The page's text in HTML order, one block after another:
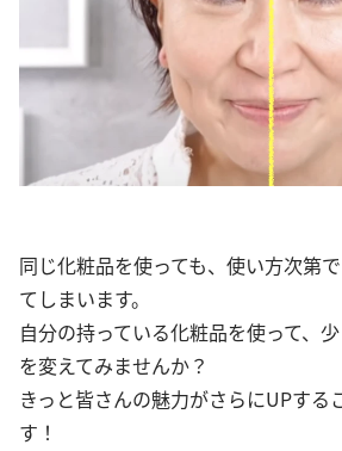
同じ化粧品を使っても、使い方次第
てしまいます。
自分の持っている化粧品を使って、
を変えてみませんか？
きっと皆さんの魅力がさらにUPする
す！